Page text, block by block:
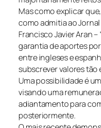
Mas como explicar
como admitia ao
Francisco Javier Aran
garantia de aportes
entre ingleses e
subscrever valores tão
Uma possibilidade é
visando uma
adiantamento para
posteriormente.